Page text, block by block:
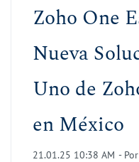
Zoho One
Nueva
Uno de
en México
21.01.25 10:38 AM - Por